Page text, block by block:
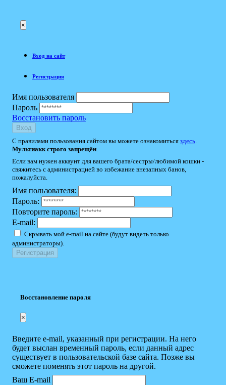
×
Вход на сайт
Регистрация
Имя пользователя
Пароль
Восстановить пароль
Вход
С правилами пользования сайтом вы можете ознакомиться здесь
Мультиакк строго запрещён
Если вам нужен аккаунт для вашего брата/сестры/любимой кошки -
свяжитесь с администрацией во избежание внезапных банов,
пожалуйста.
Имя пользователя:
Пароль:
Повторите пароль:
E-mail:
Скрывать мой e-mail на сайте (будут видеть только
администраторы).
Восстановление пароля
×
Введите e-mail, указанный при регистрации. На него
будет выслан временный пароль, если данный адрес
существует в пользовательской базе сайта. Позже вы
сможете поменять этот пароль на другой.
Ваш E-mail